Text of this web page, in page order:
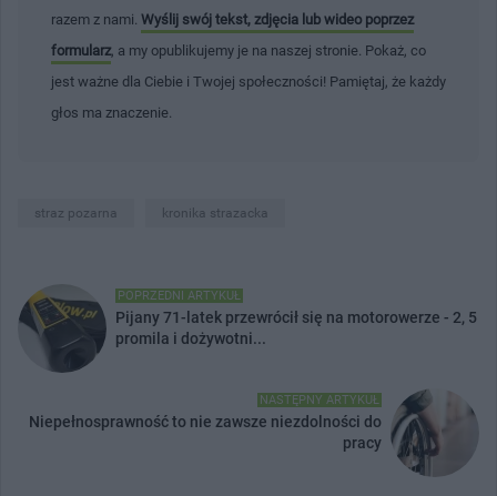
razem z nami. Wyślij swój tekst, zdjęcia lub wideo poprzez
formularz , a my opublikujemy je na naszej stronie. Pokaż, co
jest ważne dla Ciebie i Twojej społeczności! Pamiętaj, że każdy
głos ma znaczenie.
straz pozarna kronika strazacka
POPRZEDNI ARTYKUŁ
Pijany 71-latek przewrócił się na motorowerze - 2, 5
promila i dożywotni...
NASTĘPNY ARTYKUŁ
Niepełnosprawność to nie zawsze niezdolności do
pracy